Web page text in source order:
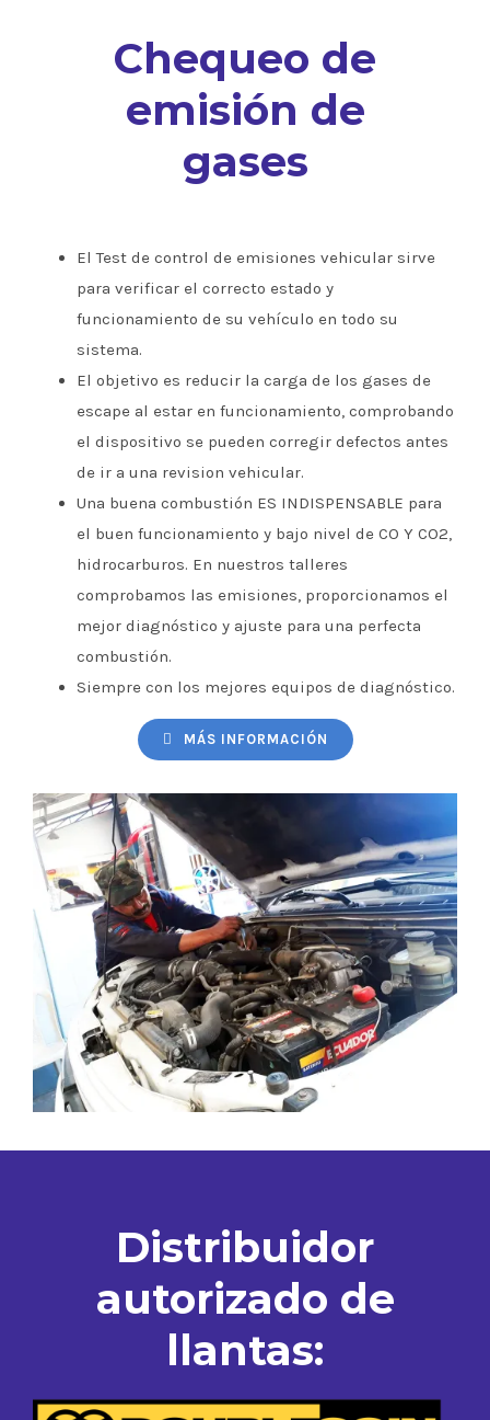
Chequeo de
emisión de
gases
El Test de control de emisiones vehicular sirve
para verificar el correcto estado y
funcionamiento de su vehículo en todo su
sistema.
El objetivo es reducir la carga de los gases de
escape al estar en funcionamiento, comprobando
el dispositivo se pueden corregir defectos antes
de ir a una revision vehicular.
Una buena combustión ES INDISPENSABLE para
el buen funcionamiento y bajo nivel de CO Y CO2,
hidrocarburos. En nuestros talleres
comprobamos las emisiones, proporcionamos el
mejor diagnóstico y ajuste para una perfecta
combustión.
Siempre con los mejores equipos de diagnóstico.
MÁS INFORMACIÓN
Distribuidor
autorizado de
llantas: